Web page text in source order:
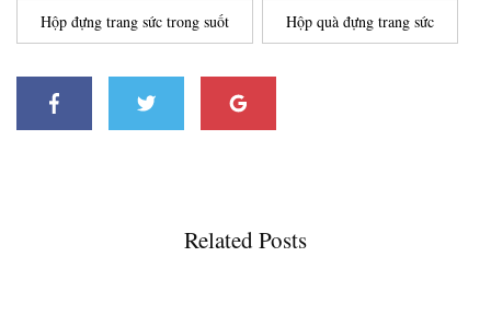
Hộp đựng trang sức trong suốt Hộp quà đựng trang sức
Related Posts